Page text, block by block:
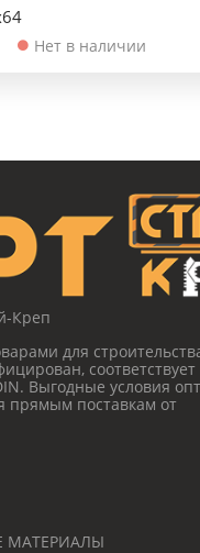
Нет в наличии
Креп
для
Выгодные условия
прямым поставкам от
МАТЕРИАЛЫ